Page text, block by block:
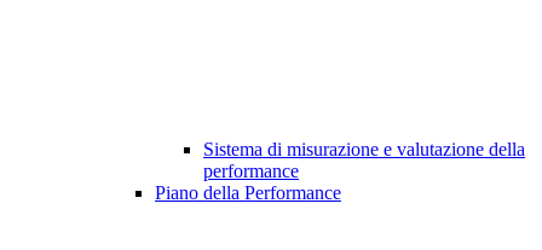
Sistema di misurazione e valutazione della
performance
Piano della Performance